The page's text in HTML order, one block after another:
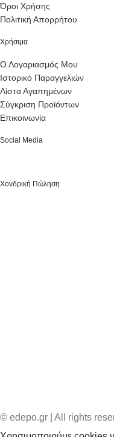
Όροι Χρήσης
Πολιτική Απορρήτου
Χρήσιμα
Ο Λογαριασμός Μου
Ιστορικό Παραγγελιών
Λίστα Αγαπημένων
Σύγκριση Προϊόντων
Επικοινωνία
Social Media
Χονδρική Πώληση
© edepo.gr | All rights